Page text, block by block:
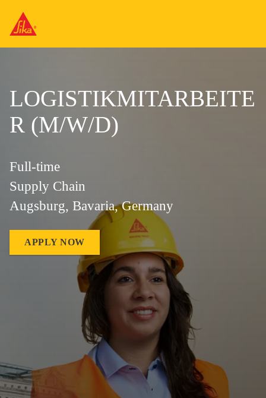
LOGISTIKMITARBEITE
R (M/W/D)
Full-time
Supply Chain
Augsburg, Bavaria, Germany
APPLY NOW